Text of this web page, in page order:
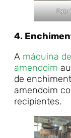
4.
A máquina
amendoim
de
amendoim
recipientes.